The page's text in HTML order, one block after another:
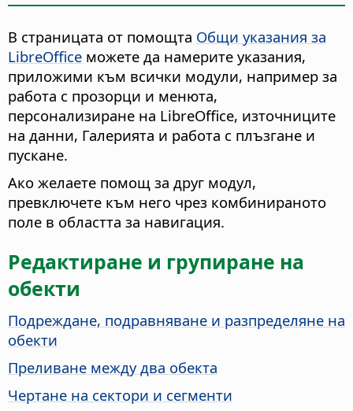
В страницата от помощта Общи указания за
LibreOffice можете да намерите указания,
приложими към всички модули, например за
работа с прозорци и менюта,
персонализиране на LibreOffice, източниците
на данни, Галерията и работа с плъзгане и
пускане.
Ако желаете помощ за друг модул,
превключете към него чрез комбинираното
поле в областта за навигация.
Редактиране и групиране на
обекти
Подреждане, подравняване и разпределяне на
обекти
Преливане между два обекта
Чертане на сектори и сегменти